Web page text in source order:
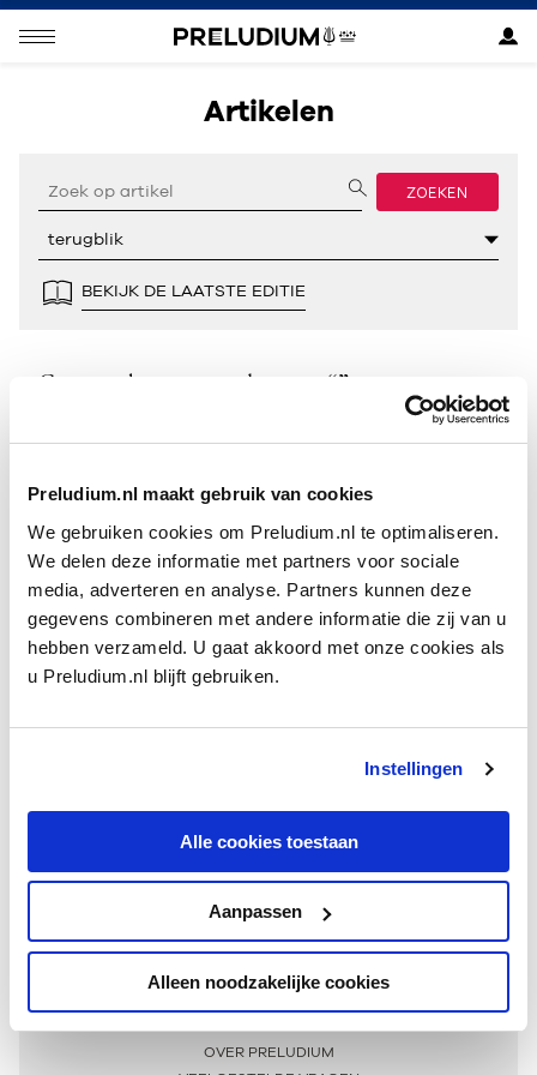
Preludium.nl maakt gebruik van cookies
We gebruiken cookies om Preludium.nl te optimaliseren.
We delen deze informatie met partners voor sociale
media, adverteren en analyse. Partners kunnen deze
gegevens combineren met andere informatie die zij van u
hebben verzameld. U gaat akkoord met onze cookies als
u Preludium.nl blijft gebruiken.
Instellingen
Alle cookies toestaan
Aanpassen
Alleen noodzakelijke cookies
Artikelen
ZOEKEN
BEKIJK DE LAATSTE EDITIE
Geen resultaten gevonden voor “”.
Meer informatie
OVER PRELUDIUM